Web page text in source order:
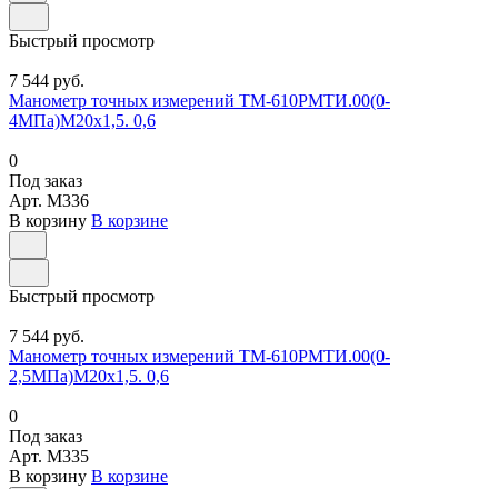
Быстрый просмотр
7 544 руб.
Манометр точных измерений ТМ-610РМТИ.00(0-
4МПа)М20х1,5. 0,6
0
Под заказ
Арт. M336
В корзину В корзине
Быстрый просмотр
7 544 руб.
Манометр точных измерений ТМ-610РМТИ.00(0-
2,5МПа)М20х1,5. 0,6
0
Под заказ
Арт. M335
В корзину В корзине